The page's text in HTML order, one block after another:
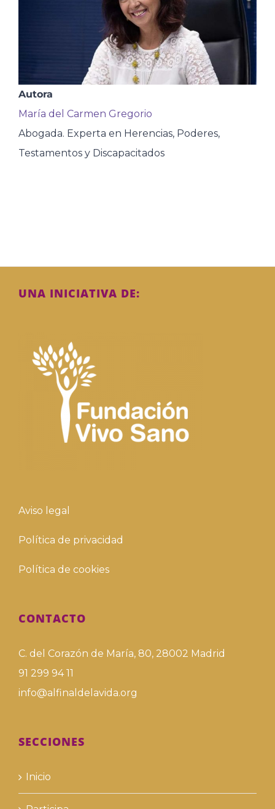
Autora
María del Carmen Gregorio
Abogada. Experta en Herencias, Poderes,
Testamentos y Discapacitados
UNA INICIATIVA DE:
Aviso legal
Política de privacidad
Política de cookies
CONTACTO
C. del Corazón de María, 80, 28002 Madrid
91 299 94 11
info@alfinaldelavida.org
SECCIONES
Inicio